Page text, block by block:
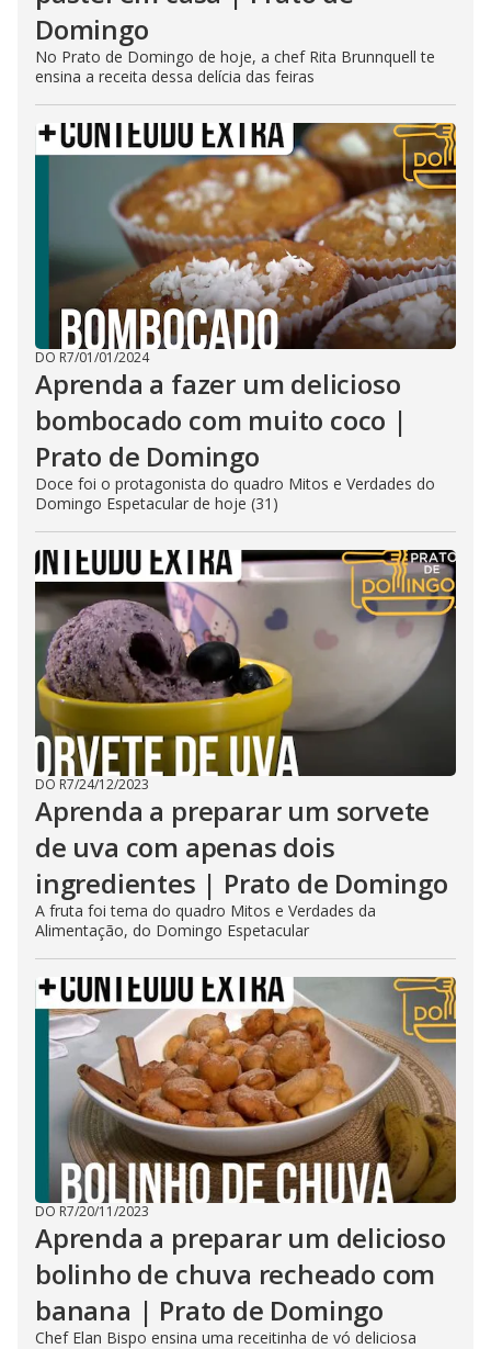
Domingo
No Prato de Domingo de hoje, a chef Rita Brunnquell te
ensina a receita dessa delícia das feiras
DO R7/01/01/2024
Aprenda a fazer um delicioso
bombocado com muito coco |
Prato de Domingo
Doce foi o protagonista do quadro Mitos e Verdades do
Domingo Espetacular de hoje (31)
DO R7/24/12/2023
Aprenda a preparar um sorvete
de uva com apenas dois
ingredientes | Prato de Domingo
A fruta foi tema do quadro Mitos e Verdades da
Alimentação, do Domingo Espetacular
DO R7/20/11/2023
Aprenda a preparar um delicioso
bolinho de chuva recheado com
banana | Prato de Domingo
Chef Elan Bispo ensina uma receitinha de vó deliciosa